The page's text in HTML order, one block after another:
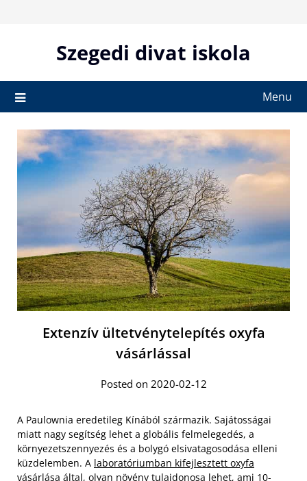
Szegedi divat iskola
Menu
Extenzív ültetvénytelepítés oxyfa
vásárlással
Posted on 2020-02-12
A Paulownia eredetileg Kínából származik. Sajátosságai
miatt nagy segítség lehet a globális felmelegedés, a
környezetszennyezés és a bolygó elsivatagosodása elleni
küzdelemben. A laboratóriumban kifejlesztett oxyfa
vásárlása által, olyan növény tulajdonosa lehet, ami 10-